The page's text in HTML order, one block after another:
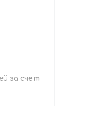
за счет